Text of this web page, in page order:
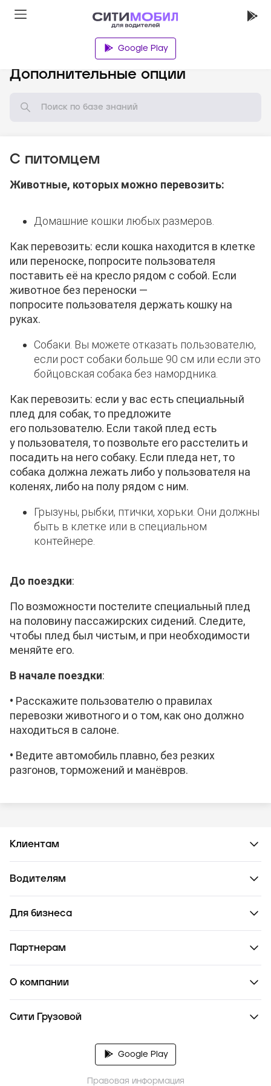
Google Play
Дополнительные опции
С питомцем
Животные, которых можно перевозить:
Домашние кошки любых размеров.
Как перевозить: если кошка находится в клетке
или переноске, попросите пользователя
поставить её на кресло рядом с собой. Если
животное без переноски —
попросите пользователя держать кошку на
руках.
Собаки. Вы можете отказать пользователю,
если рост собаки больше 90 см или если это
бойцовская собака без намордника.
Как перевозить: если у вас есть специальный
плед для собак, то предложите
его пользователю. Если такой плед есть
у пользователя, то позвольте его расстелить и
посадить на него собаку. Если пледа нет, то
собака должна лежать либо у пользователя на
коленях, либо на полу рядом с ним.
Грызуны, рыбки, птички, хорьки. Они должны
быть в клетке или в специальном
контейнере.
До поездки:
По возможности постелите специальный плед
на половину пассажирских сидений. Следите,
чтобы плед был чистым, и при необходимости
меняйте его.
В начале поездки:
• Расскажите пользователю о правилах
перевозки животного и о том, как оно должно
находиться в салоне.
• Ведите автомобиль плавно, без резких
разгонов, торможений и манёвров.
Клиентам
Водителям
Для бизнеса
Партнерам
О компании
Сити Грузовой
Google Play
Правовая информация